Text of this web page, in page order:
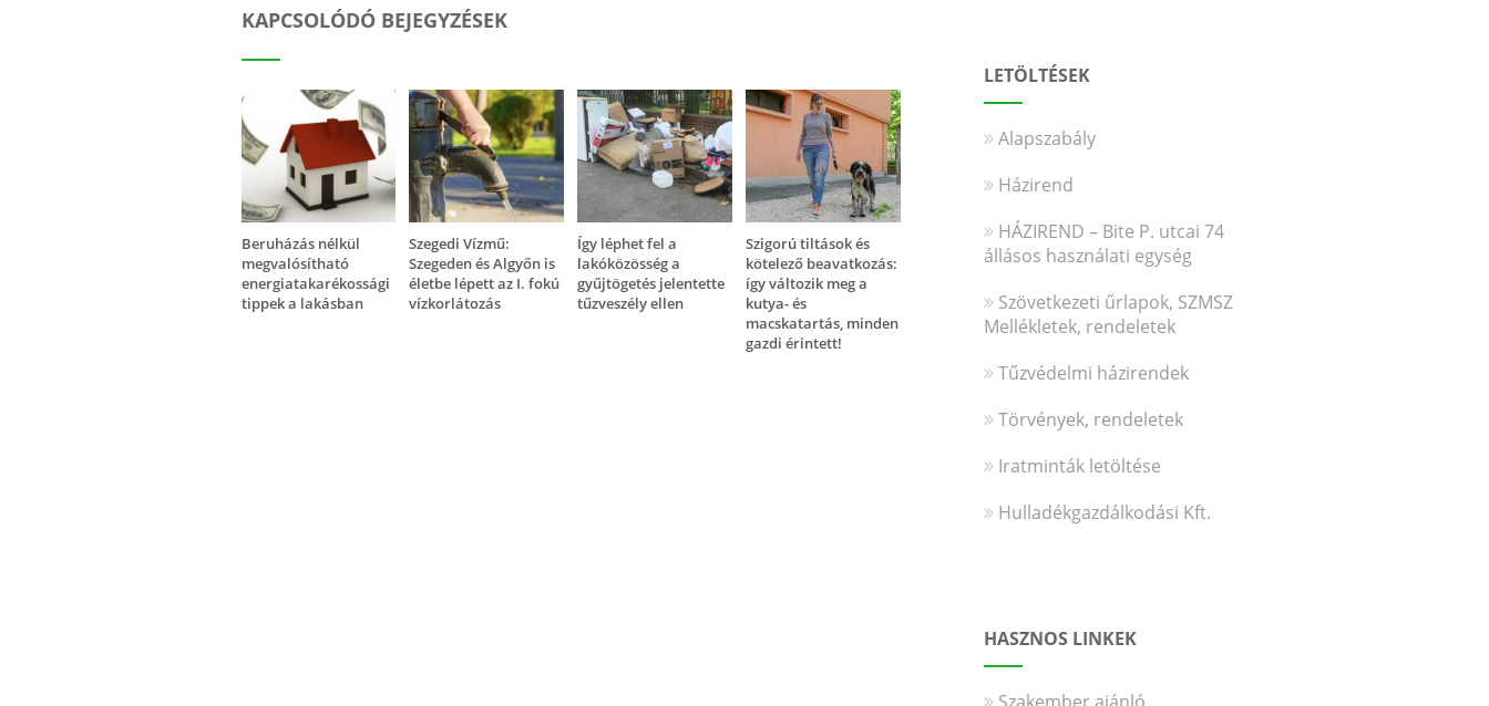
KAPCSOLÓDÓ BEJEGYZÉSEK
Beruházás nélkül
megvalósítható
energiatakarékossági
tippek a lakásban
Szegedi Vízmű:
Szegeden és Algyőn is
életbe lépett az I. fokú
vízkorlátozás
Így léphet fel a
lakóközösség a
gyűjtögetés jelentette
tűzveszély ellen
Szigorú tiltások és
kötelező beavatkozás:
így változik meg a
kutya- és
macskatartás, minden
gazdi érintett!
LETÖLTÉSEK
Alapszabály
Házirend
HÁZIREND – Bite P. utcai 74
állásos használati egység
Szövetkezeti űrlapok, SZMSZ
Mellékletek, rendeletek
Tűzvédelmi házirendek
Törvények, rendeletek
Iratminták letöltése
Hulladékgazdálkodási Kft.
HASZNOS LINKEK